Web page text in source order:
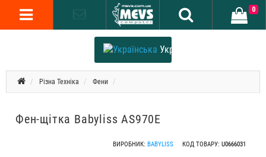
Українська
0
Різна Техніка Фени
Фен-щітка Babyliss AS970E
ВИРОБНИК: BABYLISS КОД ТОВАРУ: U0666031